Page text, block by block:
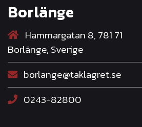
Borlänge
Hammargatan 8, 781 71
Borlänge, Sverige
borlange@taklagret.se
0243-82800